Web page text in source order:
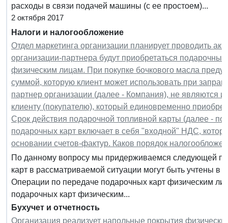
расходы в связи подачей машины (с ее простоем)...
2 октября 2017
Налоги и налогообложение
Отдел маркетинга организации планирует проводить
организации-партнера будут приобретаться
физическим лицам. При покупке бочкового масла
суммой, которую клиент может использовать при
партнер организации (далее - Компания), не
клиенту (покупателю), который единовременно
Срок действия подарочной топливной карты (далее -
подарочных карт включает в себя "входной" НДС,
основании счетов-фактур. Каков порядок
По данному вопросу мы придерживаемся следующей
карт в рассматриваемой ситуации могут быть учтены в
Операции по передаче подарочных карт физическим
подарочных карт физическим...
Бухучет и отчетность
Организация реализует напольные покрытия